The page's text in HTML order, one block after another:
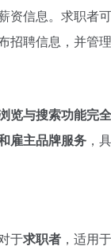
资信息。求职者
聘信息，并管理
览与搜索功能完
雇主品牌服务 ，
于求职者 ，适用